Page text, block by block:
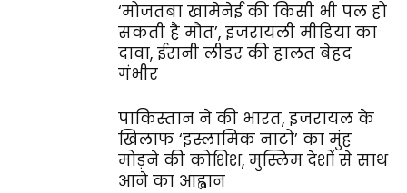
‘मोजतबा खामेनेई की किसी भी पल हो
सकती है मौत’, इजरायली मीडिया का
दावा, ईरानी लीडर की हालत बेहद
गंभीर
पाकिस्तान ने की भारत, इजरायल के
खिलाफ ‘इस्लामिक नाटो’ का मुंह
मोड़ने की कोशिश, मुस्लिम देशों से साथ
आने का आह्वान